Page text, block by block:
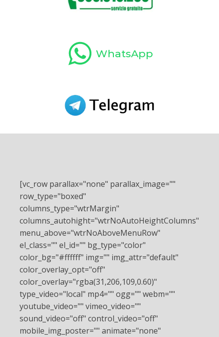
WhatsApp
[vc_row parallax="none" parallax_image=""
row_type="boxed"
columns_type="wtrMargin"
columns_autohight="wtrNoAutoHeightColumns"
menu_above="wtrNoAboveMenuRow"
el_class="" el_id="" bg_type="color"
color_bg="#ffffff" img="" img_attr="default"
color_overlay_opt="off"
color_overlay="rgba(31,206,109,0.60)"
type_video="local" mp4="" ogg="" webm=""
youtube_video="" vimeo_video=""
sound_video="off" control_video="off"
mobile_img_poster="" animate="none"